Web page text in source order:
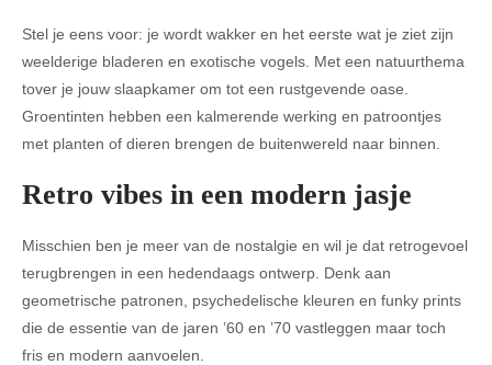
Stel je eens voor: je wordt wakker en het eerste wat je ziet zijn
weelderige bladeren en exotische vogels. Met een natuurthema
tover je jouw slaapkamer om tot een rustgevende oase.
Groentinten hebben een kalmerende werking en patroontjes
met planten of dieren brengen de buitenwereld naar binnen.
Retro vibes in een modern jasje
Misschien ben je meer van de nostalgie en wil je dat retrogevoel
terugbrengen in een hedendaags ontwerp. Denk aan
geometrische patronen, psychedelische kleuren en funky prints
die de essentie van de jaren ’60 en ’70 vastleggen maar toch
fris en modern aanvoelen.